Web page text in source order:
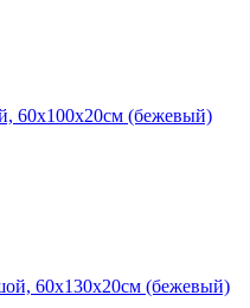
60х100х20см (бежевый)
60х130х20см (бежевый)